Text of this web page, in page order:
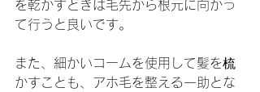
を乾かすときは毛先から根元に向かっ
て行うと良いです。
また、細かいコームを使用して髪を梳
かすことも、アホ毛を整える一助とな